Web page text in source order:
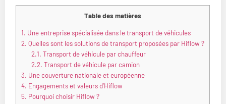
Table des matières
1. Une entreprise spécialisée dans le transport de véhicules
2. Quelles sont les solutions de transport proposées par Hiflow ?
2.1. Transport de véhicule par chauffeur
2.2. Transport de véhicule par camion
3. Une couverture nationale et européenne
4. Engagements et valeurs d’Hiflow
5. Pourquoi choisir Hiflow ?